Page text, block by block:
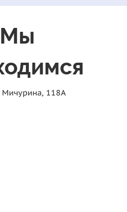
Мы
Мичурина, 118А